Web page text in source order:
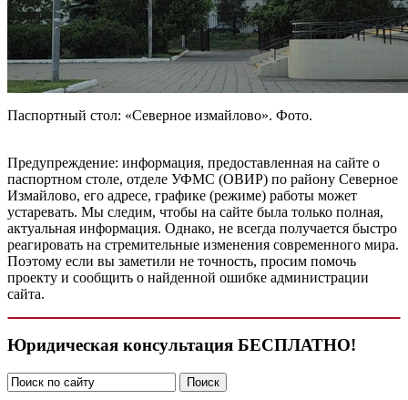
Паспортный стол: «Северное измайлово». Фото.
Предупреждение: информация, предоставленная на сайте о
паспортном столе, отделе УФМС (ОВИР) по району Северное
Измайлово, его адресе, графике (режиме) работы может
устаревать. Мы следим, чтобы на сайте была только полная,
актуальная информация. Однако, не всегда получается быстро
реагировать на стремительные изменения современного мира.
Поэтому если вы заметили не точность, просим помочь
проекту и сообщить о найденной ошибке администрации
сайта.
Юридическая консультация БЕСПЛАТНО!